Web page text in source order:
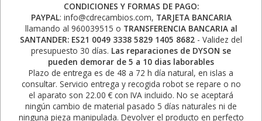
CONDICIONES Y FORMAS DE PAGO:
PAYPAL: info@cdrecambios.com, TARJETA BANCARIA
llamando al 960039515 o TRANSFERENCIA BANCARIA al
SANTANDER: ES21 0049 3338 5829 1405 8682 - Validez del
presupuesto 30 días. Las reparaciones de DYSON se
pueden demorar de 5 a 10 dias laborables
Plazo de entrega es de 48 a 72 h día natural, en islas a
consultar. Servicio entrega y recogida robot se repare o no
el aparato son 22.00 € con IVA incluido. No se aceptará
ningún cambio de material pasado 5 días naturales ni de
ninguna pieza manipulada. Devolver el producto en perfecto